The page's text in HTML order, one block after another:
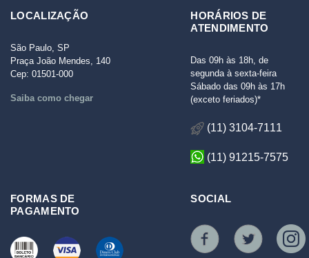
LOCALIZAÇÃO
São Paulo, SP
Praça João Mendes, 140
Cep: 01501-000
Saiba como chegar
HORÁRIOS DE
ATENDIMENTO
Das 09h às 18h, de
segunda à sexta-feira
Sábado das 09h às 17h
(exceto feriados)*
(11) 3104-7111
(11) 91215-7575
FORMAS DE
PAGAMENTO
SOCIAL